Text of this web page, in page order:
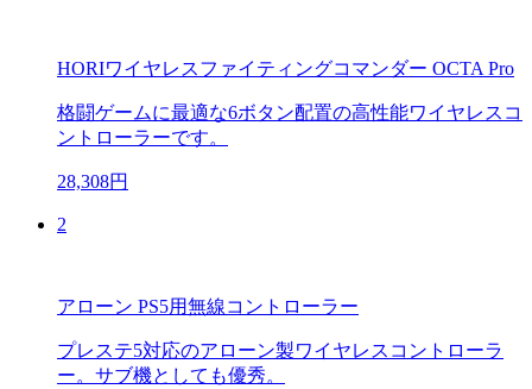
HORIワイヤレスファイティングコマンダー OCTA Pro
格闘ゲームに最適な6ボタン配置の高性能ワイヤレスコ
ントローラーです。
28,308円
2
アローン PS5用無線コントローラー
プレステ5対応のアローン製ワイヤレスコントローラ
ー。サブ機としても優秀。